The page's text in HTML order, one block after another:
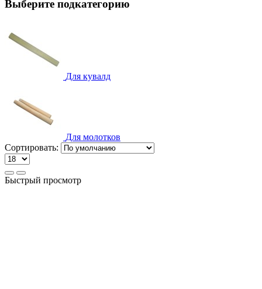
Выберите подкатегорию
Для кувалд
Для молотков
Сортировать:
Быстрый просмотр